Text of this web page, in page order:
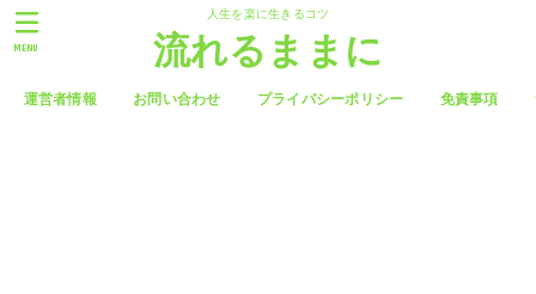
人生を楽に生きるコツ
流れるままに
運営者情報 お問い合わせ プライバシーポリシー 免責事項
MENU